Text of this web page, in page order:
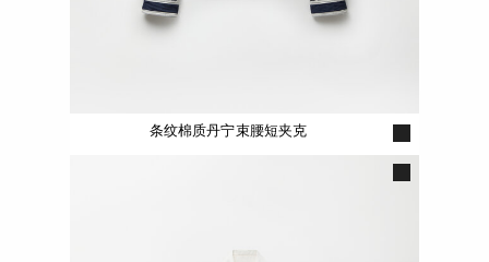
条纹棉质丹宁束腰短夹克